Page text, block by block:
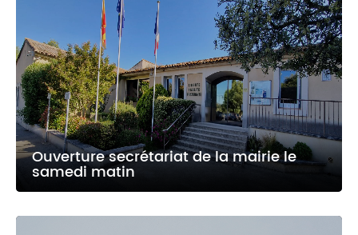
Ouverture secrétariat de la mairie le
samedi matin